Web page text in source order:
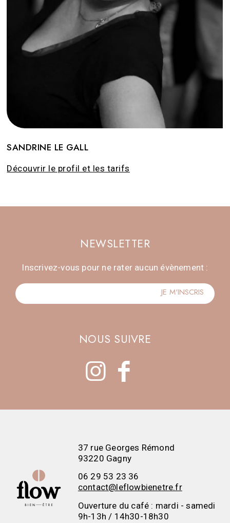
SANDRINE LE GALL
NEWSLETTER
Inscrivez-vous pour ne rater aucun évènement :
NOUS SUIVRE
37 rue Georges Rémond
93220 Gagny
06 29 53 23 36
contact@leflowbienetre.fr
Ouverture du café : mardi - samedi
9h-13h / 14h30-18h30